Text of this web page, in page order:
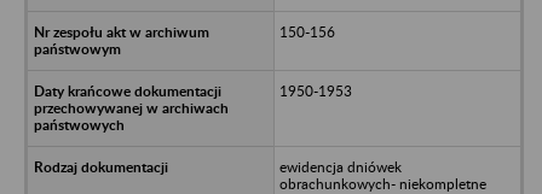
150-156
1950-1953
ewidencja dniówek
obrachunkowych- niekompletne